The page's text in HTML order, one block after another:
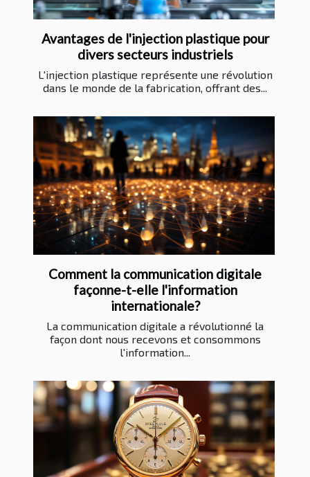
Avantages de l'injection plastique pour
divers secteurs industriels
L'injection plastique représente une révolution
dans le monde de la fabrication, offrant des...
Comment la communication digitale
façonne-t-elle l'information
internationale?
La communication digitale a révolutionné la
façon dont nous recevons et consommons
l'information...